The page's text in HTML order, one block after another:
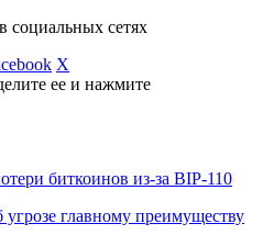
социальных сетях
X
ее и нажмите
биткоинов из-за BIP-110
главному преимуществу